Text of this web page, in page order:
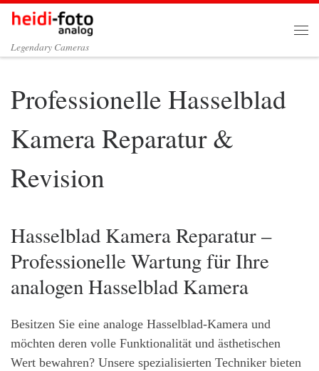
Zum Inhalt springen
Legendary Cameras
Professionelle Hasselblad
Kamera Reparatur &
Revision
Hasselblad Kamera Reparatur –
Professionelle Wartung für Ihre
analogen Hasselblad Kamera
Besitzen Sie eine analoge Hasselblad-Kamera und
möchten deren volle Funktionalität und ästhetischen
Wert bewahren? Unsere spezialisierten Techniker bieten